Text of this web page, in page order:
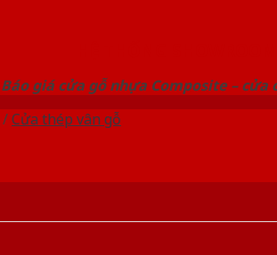
Báo giá cửa gỗ nhựa Composite –
/Cửa thép vân gỗ